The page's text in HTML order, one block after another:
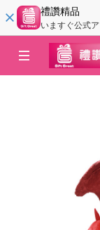
禮讚精品
いますぐ公式